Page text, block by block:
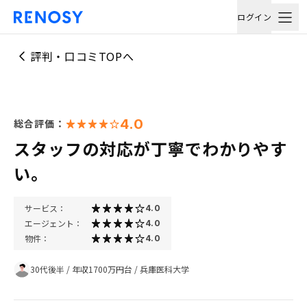
ログイン
評判・口コミTOPへ
総合評価： 4.0
スタッフの対応が丁寧でわかりやす
い。
サービス： 4.0
エージェント： 4.0
物件： 4.0
30代後半 / 年収1700万円台 /兵庫医科大学